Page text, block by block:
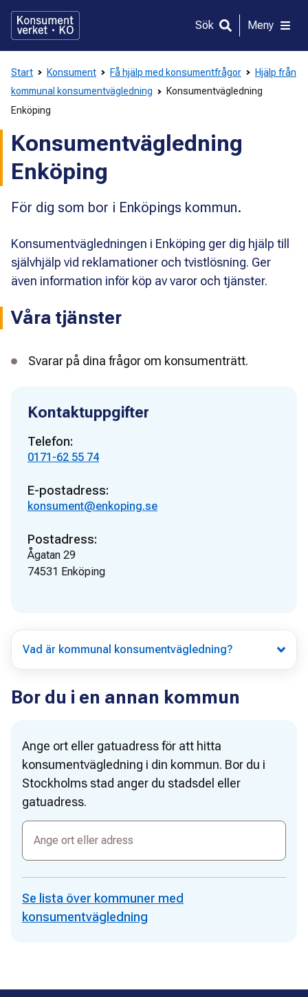
direkt
innehållet
Sök Meny
Start Konsument Få hjälp med konsumentfrågor
Hjälp från
kommunal konsumentvägledning
Konsumentvägledning
Enköping
Konsumentvägledning
Enköping
För dig som bor i Enköpings kommun.
Konsumentvägledningen i Enköping ger dig hjälp till
självhjälp vid reklamationer och tvistlösning. Ger
även information inför köp av varor och tjänster.
Våra tjänster
Svarar på dina frågor om konsumenträtt.
Kontaktuppgifter
Telefon:
0171-62 55 74
E-postadress:
konsument@enkoping.se
Postadress:
Ågatan 29
74531 Enköping
Vad är kommunal konsumentvägledning?
Bor du i en annan kommun
Ange ort eller gatuadress för att hitta
konsumentvägledning i din kommun. Bor du i
Stockholms stad anger du stadsdel eller
gatuadress.
Ange
eller
adress
Se lista över kommuner med
konsumentvägledning